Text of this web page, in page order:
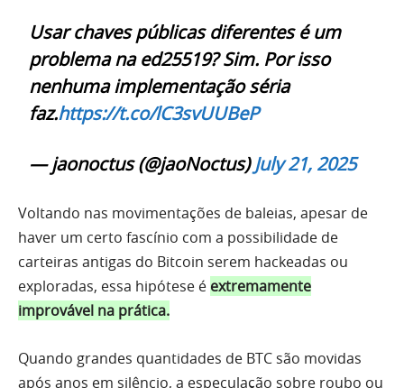
Usar chaves públicas diferentes é um
problema na ed25519? Sim. Por isso
nenhuma implementação séria
faz.https://t.co/lC3svUUBeP
— jaonoctus (@jaoNoctus)July 21, 2025
Voltando nas movimentações de baleias, apesar de
haver um certo fascínio com a possibilidade de
carteiras antigas do Bitcoin serem hackeadas ou
exploradas, essa hipótese é extremamente
improvável na prática.
Quando grandes quantidades de BTC são movidas
após anos em silêncio, a especulação sobre roubo ou